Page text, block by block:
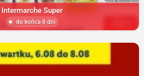
Intermarche Super
do końca 8 dni